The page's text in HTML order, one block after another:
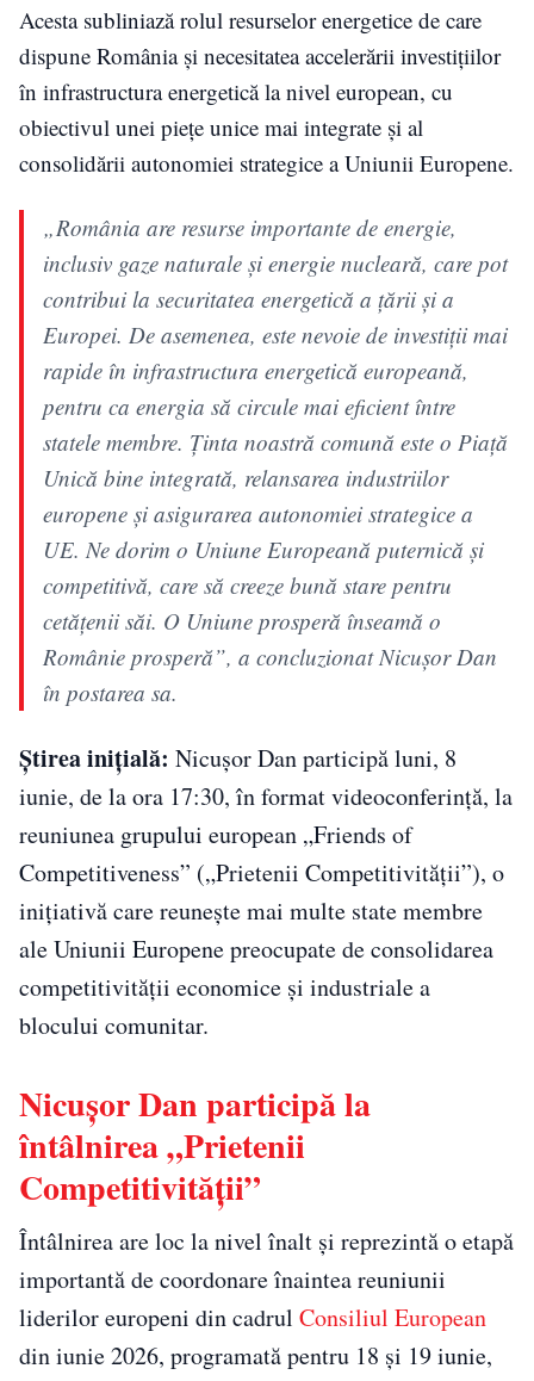
Acesta subliniază rolul resurselor energetice de care
dispune România și necesitatea accelerării investițiilor
în infrastructura energetică la nivel european, cu
obiectivul unei piețe unice mai integrate și al
consolidării autonomiei strategice a Uniunii Europene.
„România are resurse importante de energie,
inclusiv gaze naturale și energie nucleară, care pot
contribui la securitatea energetică a țării și a
Europei. De asemenea, este nevoie de investiții mai
rapide în infrastructura energetică europeană,
pentru ca energia să circule mai eficient între
statele membre. Ținta noastră comună este o Piață
Unică bine integrată, relansarea industriilor
europene și asigurarea autonomiei strategice a
UE. Ne dorim o Uniune Europeană puternică și
competitivă, care să creeze bună stare pentru
cetățenii săi. O Uniune prosperă înseamă o
Românie prosperă”, a concluzionat Nicușor Dan
în postarea sa.
Știrea inițială: Nicușor Dan participă luni, 8
iunie, de la ora 17:30, în format videoconferință, la
reuniunea grupului european „Friends of
Competitiveness” („Prietenii Competitivității”), o
inițiativă care reunește mai multe state membre
ale Uniunii Europene preocupate de consolidarea
competitivității economice și industriale a
blocului comunitar.
Nicușor Dan participă la
întâlnirea „Prietenii
Competitivității”
Întâlnirea are loc la nivel înalt și reprezintă o etapă
importantă de coordonare înaintea reuniunii
liderilor europeni din cadrul Consiliul European
din iunie 2026, programată pentru 18 și 19 iunie,